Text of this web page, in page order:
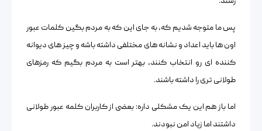
پس ما متوجه شدیم که، به جای این که به مردم بگین کلمات عبور
اون ها باید اعداد و نشانه های مختلفی داشته باشه و چیز های دیوانه
کننده ای رو انتخاب کنند، بهتر است به مردم بگیم که رمزهای
طولانی تری را داشته باشند.
اما باز هم این یک مشکلی داره: بعضی از کاربران کلمه عبور طولانی
داشتند اما زیاد امن نبودند.